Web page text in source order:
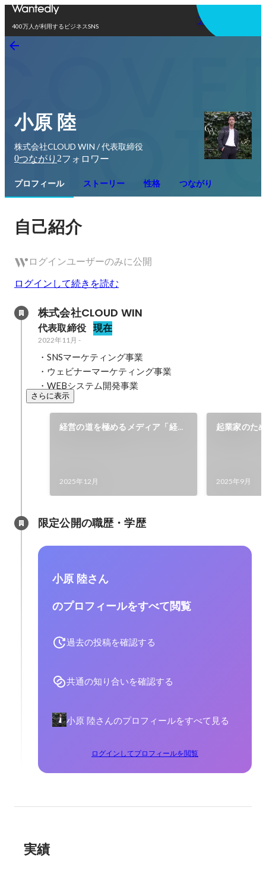
400万人が利用するビジネスSNS
アプリを使う
小原 陸
株式会社CLOUD WIN / 代表取締役
0つながり 2フォロワー
プロフィール ストーリー 性格 つながり
自己紹介
ログインユーザーのみに公開
ログインして続きを読む
株式会社CLOUD WIN
代表取締役 現在
2022年11月 -
・SNSマーケティング事業
・ウェビナーマーケティング事業
・WEBシステム開発事業
さらに表示
経営の道を極めるメディア「経
2025年12月
起業家のた
2025年9月
限定公開の職歴・学歴
小原 陸さん
のプロフィールをすべて閲覧
過去の投稿を確認する
共通の知り合いを確認する
小原 陸さんのプロフィールをすべて見る
ログインしてプロフィールを閲覧
実績